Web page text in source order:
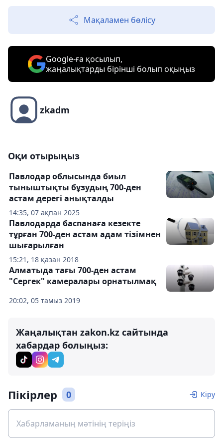
Мақаламен бөлісу
Google-ға қосылып,
жаңалықтарды бірінші болып оқыңыз
zkadm
Оқи отырыңыз
14:35, 07 ақпан 2025
Павлодар облысында биыл
тыныштықты бұзудың 700-ден
астам дерегі анықталды
15:21, 18 қазан 2018
Павлодарда баспанаға кезекте
тұрған 700-ден астам адам тізімнен
шығарылған
20:02, 05 тамыз 2019
Алматыда тағы 700-ден астам
"Сергек" камералары орнатылмақ
Жаңалықтан zakon.kz сайтында
хабардар болыңыз:
Пікірлер 0 Кіру